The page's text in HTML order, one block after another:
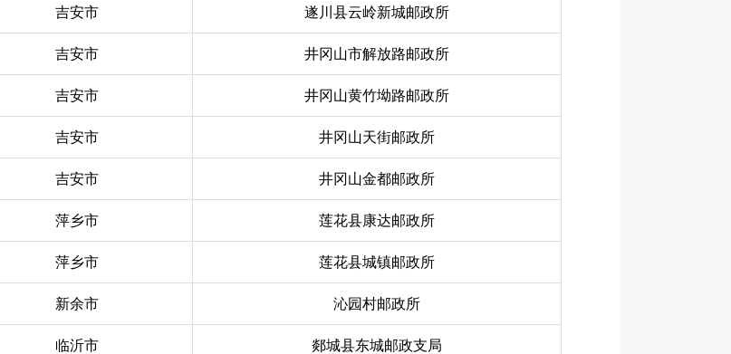
吉安市 遂川县云岭新城邮政所
吉安市 井冈山市解放路邮政所
吉安市 井冈山黄竹坳路邮政所
吉安市 井冈山天街邮政所
吉安市 井冈山金都邮政所
萍乡市 莲花县康达邮政所
萍乡市 莲花县城镇邮政所
新余市 沁园村邮政所
临沂市 郯城县东城邮政支局